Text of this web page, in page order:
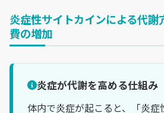
炎症性サイトカインによる代
費の増加
炎症が代謝を高める仕組み
体内で炎症が起こると、「炎症